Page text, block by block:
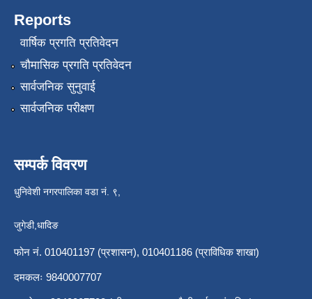
Reports
वार्षिक प्रगति प्रतिवेदन
चौमासिक प्रगति प्रतिवेदन
सार्वजनिक सुनुवाई
सार्वजनिक परीक्षण
सम्पर्क विवरण
धुनिवेशी नगरपालिका वडा नं. ९,
जुगेडी,धादिङ
फोन नं. 010401197 (प्रशासन), 010401186 (प्राविधिक शाखा)
दमकलः 9840007707